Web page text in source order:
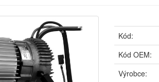
Kód:
Kód OEM:
Výrobce: